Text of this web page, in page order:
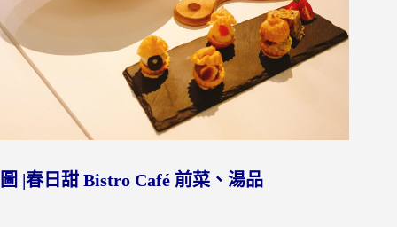
圖 |春日甜 Bistro Café 前菜、湯品